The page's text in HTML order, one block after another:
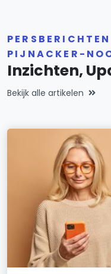
PIJNACKER-
Inzichten,
Bekijk alle artikelen